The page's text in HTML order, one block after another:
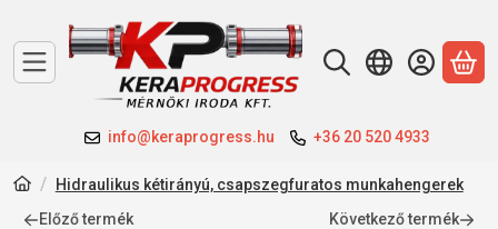
info@keraprogress.hu +36 20 520 4933
A
Hidraulikus kétirányú, csapszegfuratos munkahengerek
Előző termék
Következő termék